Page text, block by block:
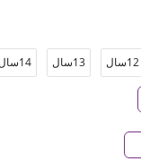
12سال 13سال 14سال